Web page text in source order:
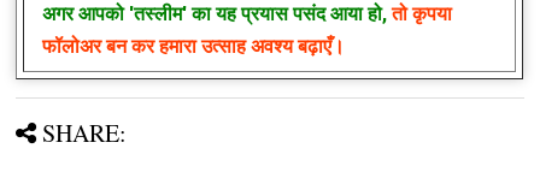
अगर आपको 'तस्लीम'का यह प्रयास पसंद आया हो,तो कृपया
फॉलोअर बन कर हमारा उत्साह अवश्य बढ़ाएँ।
SHARE: